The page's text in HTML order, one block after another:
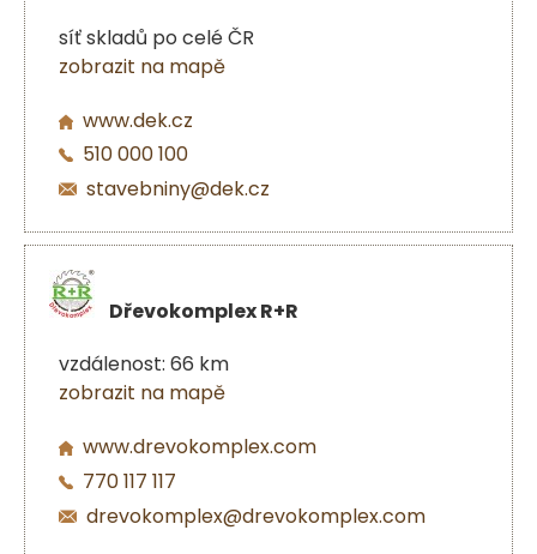
síť skladů po celé ČR
zobrazit na mapě
www.dek.cz
510 000 100
stavebniny@dek.cz
Dřevokomplex R+R
vzdálenost: 66 km
zobrazit na mapě
www.drevokomplex.com
770 117 117
drevokomplex@drevokomplex.com